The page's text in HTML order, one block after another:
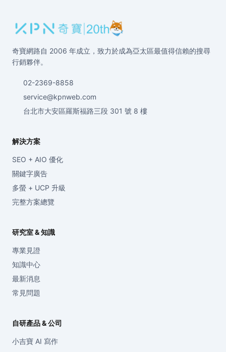
奇寶網路自 2006 年成立，致力於成為亞太區最值得信賴的搜尋
行銷夥伴。
02-2369-8858
service@kpnweb.com
台北市大安區羅斯福路三段 301 號 8 樓
解決方案
SEO + AIO 優化
關鍵字廣告
多螢 + UCP 升級
完整方案總覽
研究室 & 知識
專業見證
知識中心
最新消息
常見問題
自研產品 & 公司
小吉寶 AI 寫作